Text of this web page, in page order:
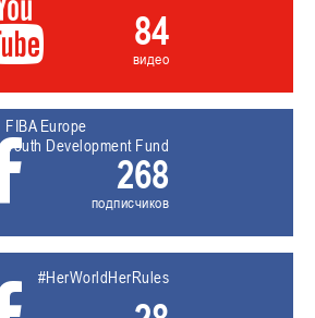
84
видео
FIBA Europe
Youth Development Fund
268
подписчиков
#HerWorldHerRules